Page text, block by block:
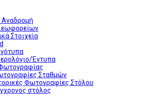
Αναδρομή
Στοιχεία
Έντυπα
Σταθμών
Φωτογραφίες Στόλου
στόλος